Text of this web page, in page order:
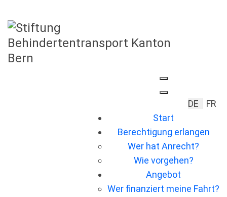
Sprache
DE
FR
Start
Berechtigung erlangen
Wer hat Anrecht?
Wie vorgehen?
Angebot
Wer ﬁnanziert meine Fahrt?